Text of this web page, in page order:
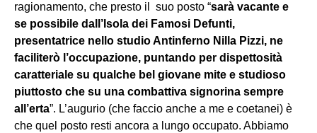
ragionamento, che presto il suo posto “sarà vacante e
se possibile dall’Isola dei Famosi Defunti,
presentatrice nello studio Antinferno Nilla Pizzi, ne
faciliterò l’occupazione, puntando per dispettosità
caratteriale su qualche bel giovane mite e studioso
piuttosto che su una combattiva signorina sempre
all’erta”. L’augurio (che faccio anche a me e coetanei) è
che quel posto resti ancora a lungo occupato. Abbiamo